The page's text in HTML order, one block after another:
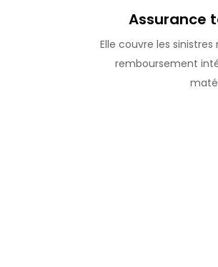
Assurance
Elle couvre les
remboursement